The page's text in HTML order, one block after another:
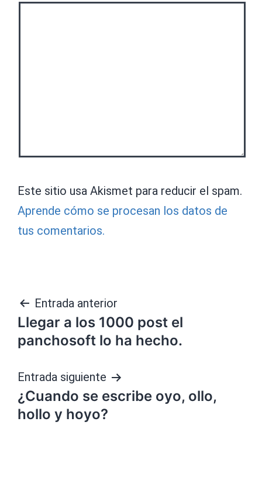
Este sitio usa Akismet para reducir el spam.
Aprende cómo se procesan los datos de
tus comentarios.
Navegación
de
Entrada anterior
Llegar a los 1000 post el
panchosoft lo ha hecho.
Entrada siguiente
¿Cuando se escribe oyo, ollo,
hollo y hoyo?